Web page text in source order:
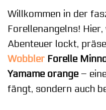
Willkommen in der
Forellenangelns!
Abenteuer lockt,
WobblerForelle
Yamame orange–
fängt, sondern auch